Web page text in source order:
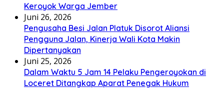
Keroyok Warga Jember
Juni 26, 2026
Pengusaha Besi Jalan Platuk Disorot Aliansi
Pengguna Jalan, Kinerja Wali Kota Makin
Dipertanyakan
Juni 25, 2026
Dalam Waktu 5 Jam 14 Pelaku Pengeroyokan di
Loceret Ditangkap Aparat Penegak Hukum